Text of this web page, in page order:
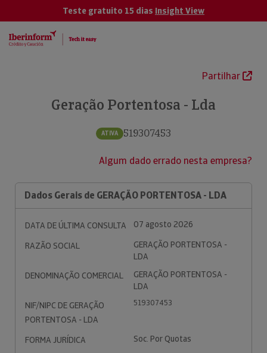
Teste gratuito 15 dias Insight View
Partilhar
Geração Portentosa - Lda
ATIVA 519307453
Algum dado errado nesta empresa?
Dados Gerais de GERAÇÃO PORTENTOSA - LDA
DATA DE ÚLTIMA CONSULTA
07 agosto 2026
RAZÃO SOCIAL
GERAÇÃO PORTENTOSA -
LDA
DENOMINAÇÃO COMERCIAL
GERAÇÃO PORTENTOSA -
LDA
NIF/NIPC DE GERAÇÃO
PORTENTOSA - LDA
519307453
FORMA JURÍDICA
Soc. Por Quotas